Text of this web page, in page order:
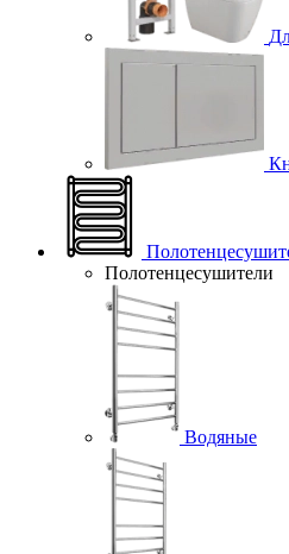
Полотенцесушители
Водяные